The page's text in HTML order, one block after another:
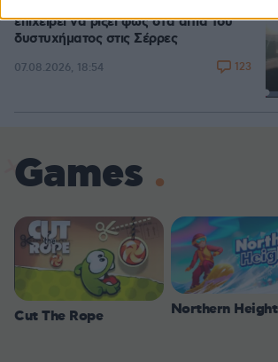
επιχειρεί να ρίξει φως στα αίτια του
δυστυχήματος στις Σέρρες
07.08.2026, 18:54 123
Games
Cut The Rope Northern